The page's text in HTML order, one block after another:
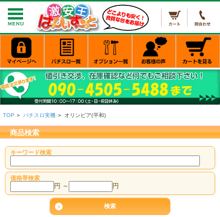
TOP > パチスロ実機 > オリンピア(平和)
商品検索
キーワード検索
価格帯検索
円 ～ 円